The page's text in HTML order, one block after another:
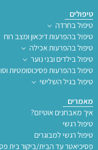
טיפולים
טיפול בחרדה
טיפול בהפרעות דיכאון ומצב רוח
טיפול בהפרעות אכילה
טיפול בילדים ובני נוער
טיפול בהפרעות פסיכוסומטיות
טיפול בגיל השלישי
מאמרים
איך מאבחנים אוטיזם?
טיפול רגשי
טיפול רגשי למבוגרים
פסיכיאטר עד הבית/ביקור בית